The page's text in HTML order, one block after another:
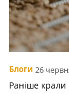
Блоги 26
Раніше